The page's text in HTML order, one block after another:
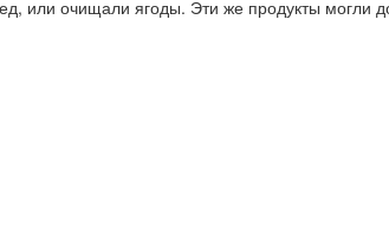
или очищали ягоды. Эти же продукты могли